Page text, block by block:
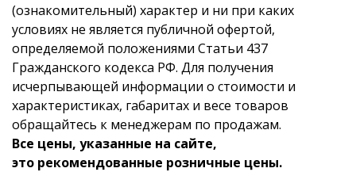
(ознакомительный) характер и ни при каких
условиях не является публичной офертой,
определяемой положениями Статьи 437
Гражданского кодекса РФ. Для получения
исчерпывающей информации о стоимости и
характеристиках, габаритах и весе товаров
обращайтесь к менеджерам по продажам.
Все цены, указанные на сайте,
это рекомендованные розничные цены.